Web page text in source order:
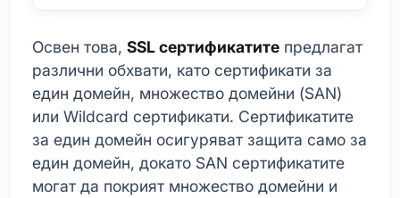
Освен това, SSL сертификатите предлагат
различни обхвати, като сертификати за
един домейн, множество домейни (SAN)
или Wildcard сертификати. Сертификатите
за един домейн осигуряват защита само за
един домейн, докато SAN сертификатите
могат да покрият множество домейни и